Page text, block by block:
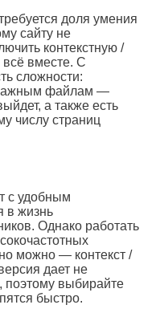
доля умения
сайту не
контекстную /
всё вместе. С
сложности:
важным файлам —
а также есть
числу страниц
с удобным
в жизнь
Однако работать
можно — контекст /
дает не
поэтому выбирайте
быстро.